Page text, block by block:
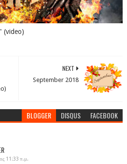
(video)
NEXT
September 2018
BLOGGER DISQUS FACEBOOK
11:33 π.μ.